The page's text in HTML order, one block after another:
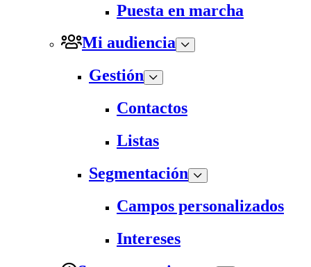
Puesta en marcha
Mi audiencia
Gestión
Contactos
Listas
Segmentación
Campos personalizados
Intereses